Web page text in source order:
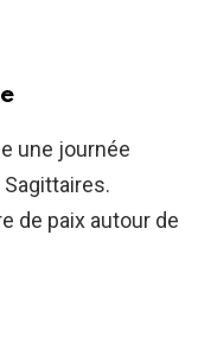
une journée
Sagittaires.
de paix autour de